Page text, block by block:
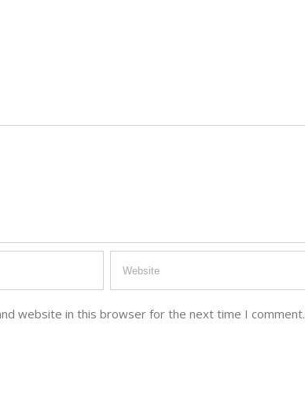
website in this browser for the next time I comment.